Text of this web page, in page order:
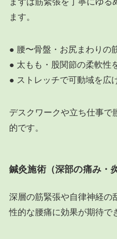
ます。
● 腰〜骨盤・お尻まわりの
● 太もも・股関節の柔軟性
● ストレッチで可動域を広
デスクワークや立ち仕事で
的です。
鍼灸施術（深部の痛み・
深層の筋緊張や自律神経の
性的な腰痛に効果が期待で